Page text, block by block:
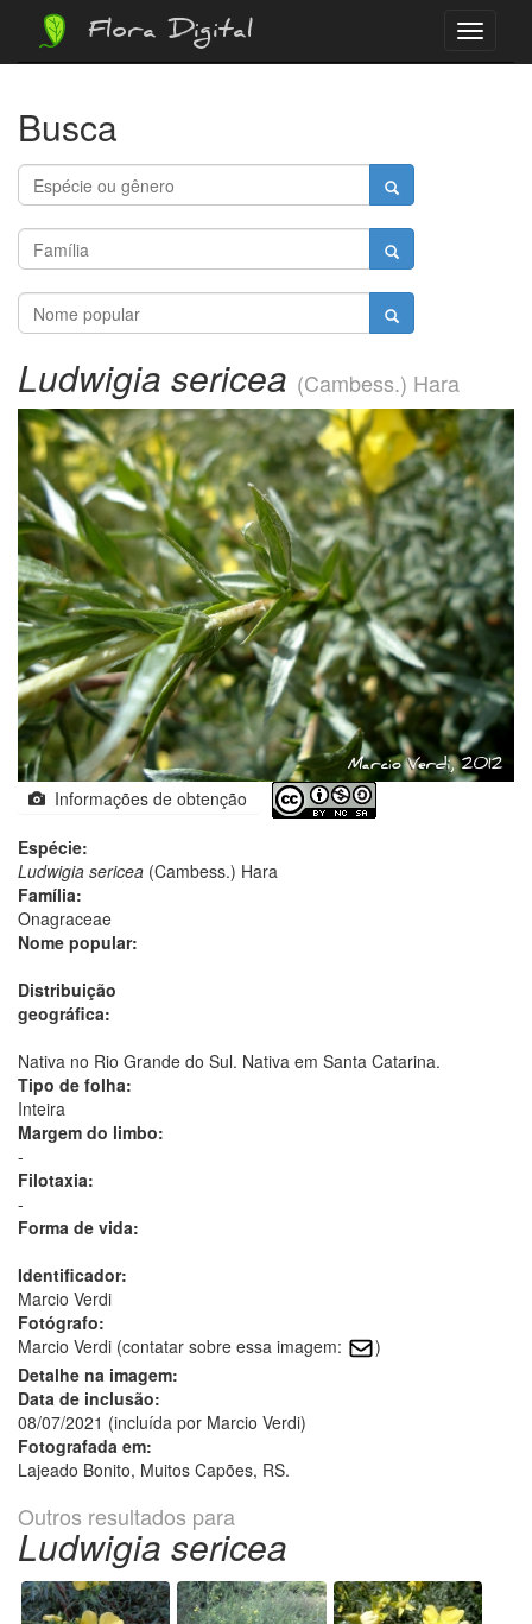
Menu
Flora Digital
Busca
Ludwigia sericea (Cambess.) Hara
Informações de obtenção
Espécie:
Ludwigia sericea (Cambess.) Hara
Família:
Onagraceae
Nome popular:
Distribuição
geográfica:
Nativa no Rio Grande do Sul. Nativa em Santa Catarina.
Tipo de folha:
Inteira
Margem do limbo:
-
Filotaxia:
-
Forma de vida:
Identificador:
Marcio Verdi
Fotógrafo:
Marcio Verdi (contatar sobre essa imagem:
)
Detalhe na imagem:
Data de inclusão:
08/07/2021 (incluída por Marcio Verdi)
Fotografada em:
Lajeado Bonito, Muitos Capões, RS.
Outros resultados para
Ludwigia sericea